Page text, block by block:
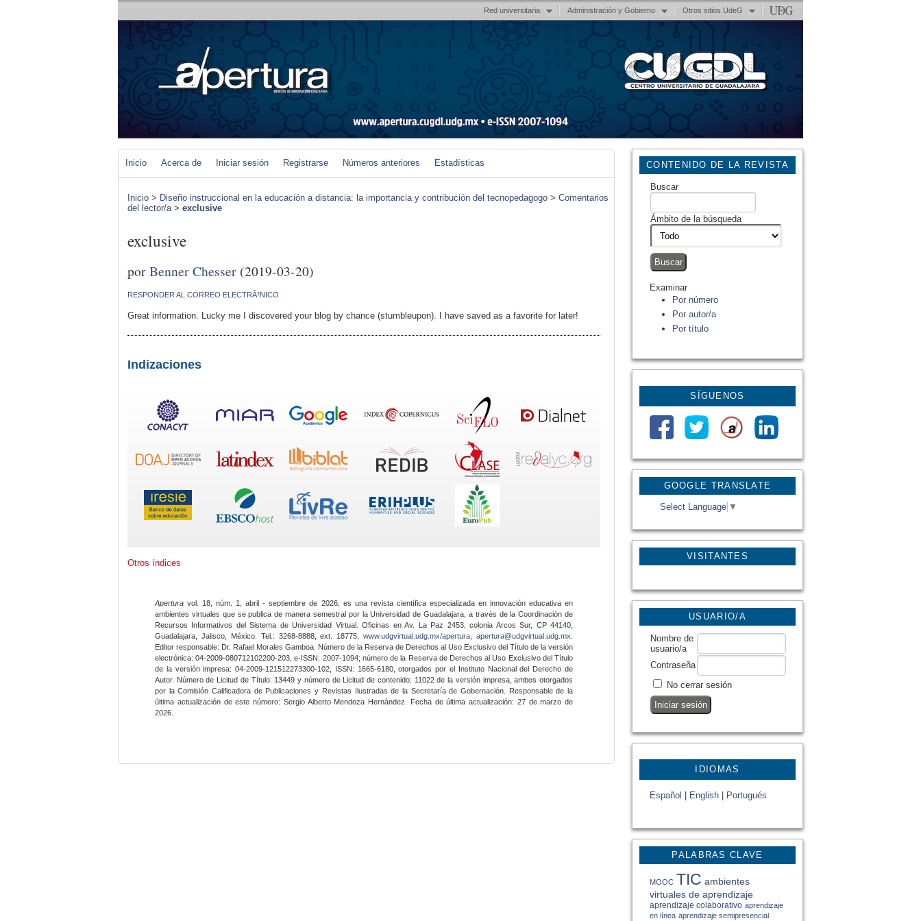
Red universitaria Administración y Gobierno Otros sitios UdeG
GOOGLE TRANSLATE
Select Language ▼
VISITANTES
CONTENIDO DE LA REVISTA
Buscar
Ámbito de la búsqueda
Examinar
Por número
Por autor/a
Por título
SÍGUENOS
USUARIO/A
Nombre de
usuario/a
Contraseña
No cerrar sesión
IDIOMAS
Español English Portugués
PALABRAS CLAVE
MOOC TIC ambientes
virtuales de aprendizaje
aprendizaje colaborativo aprendizaje
en línea aprendizaje semipresencial
Inicio Acerca de Iniciar sesión Registrarse Números anteriores Estadísticas
Inicio > Diseño instruccional en la educación a distancia: la importancia y contribución del tecnopedagogo > Comentarios
del lector/a> exclusive
exclusive
porBenner Chesser (2019-03-20)
RESPONDER AL CORREO ELECTRÃ³NICO
Great information. Lucky me I discovered your blog by chance (stumbleupon). I have saved as a favorite for later!
Indizaciones
Otros índices
Apertura vol. 18, núm. 1, abril - septiembre de 2026, es una revista científica especializada en innovación educativa en
ambientes virtuales que se publica de manera semestral por la Universidad de Guadalajara, a través de la Coordinación de
Recursos Informativos del Sistema de Universidad Virtual. Oficinas en Av. La Paz 2453, colonia Arcos Sur, CP 44140,
Guadalajara, Jalisco, México. Tel.: 3268-8888, ext. 18775,www.udgvirtual.udg.mx/apertura apertura@udgvirtual.udg.mx
Editor responsable: Dr. Rafael Morales Gamboa. Número de la Reserva de Derechos al Uso Exclusivo del Título de la versión
electrónica: 04-2009-080712102200-203, e-ISSN: 2007-1094; número de la Reserva de Derechos al Uso Exclusivo del Título
de la versión impresa: 04-2009-121512273300-102, ISSN: 1665-6180, otorgados por el Instituto Nacional del Derecho de
Autor. Número de Licitud de Título: 13449 y número de Licitud de contenido: 11022 de la versión impresa, ambos otorgados
por la Comisión Calificadora de Publicaciones y Revistas Ilustradas de la Secretaría de Gobernación. Responsable de la
última actualización de este número: Sergio Alberto Mendoza Hernández. Fecha de última actualización: 27 de marzo de
2026.